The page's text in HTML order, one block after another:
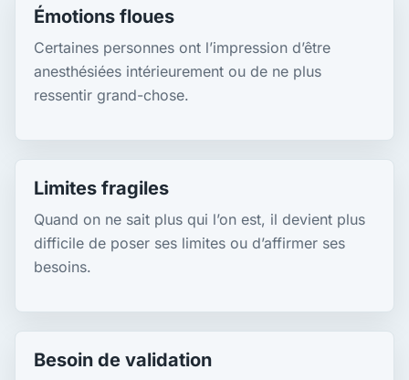
Émotions floues
Certaines personnes ont l’impression d’être
anesthésiées intérieurement ou de ne plus
ressentir grand-chose.
Limites fragiles
Quand on ne sait plus qui l’on est, il devient plus
difficile de poser ses limites ou d’affirmer ses
besoins.
Besoin de validation